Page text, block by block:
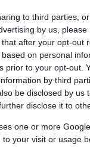
to third parties,
by us,
after your opt-out
on personal
prior to your opt-out.
by third
be disclosed by us
disclose it to
one or more
your visit or usage
sidor vid